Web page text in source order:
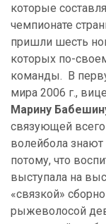
которые
чемпионате
пришли шесть
которых по-
команды. В
мира 2006 г.,
Марину
связующей
волейбола
потому, что
выступала на
«связкой»
рыжеволосой